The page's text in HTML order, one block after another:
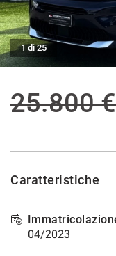
ASSISTENZA POST
CONTATTI
NEWS
1 di 25
25.800 €
Caratteristiche
04/2023
tracciamento
che
adottiamo
per
offrire
e
svolgere
descritte.
ottenere
maggiori
informazioni